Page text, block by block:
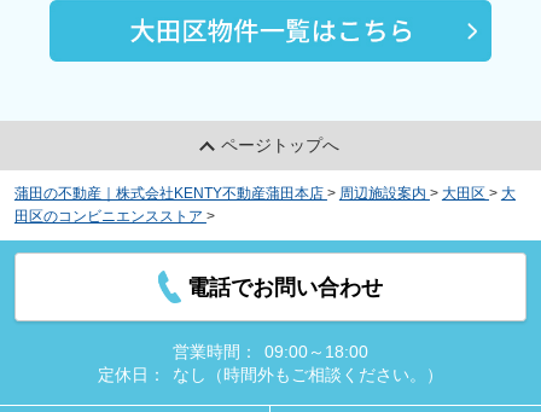
ページトップへ
蒲田の不動産｜株式会社KENTY不動産蒲田本店 > 周辺施設案内 > 大田区 > 大
田区のコンビニエンスストア >
電話でお問い合わせ
営業時間：
09:00～18:00
定休日：
なし（時間外もご相談ください。）